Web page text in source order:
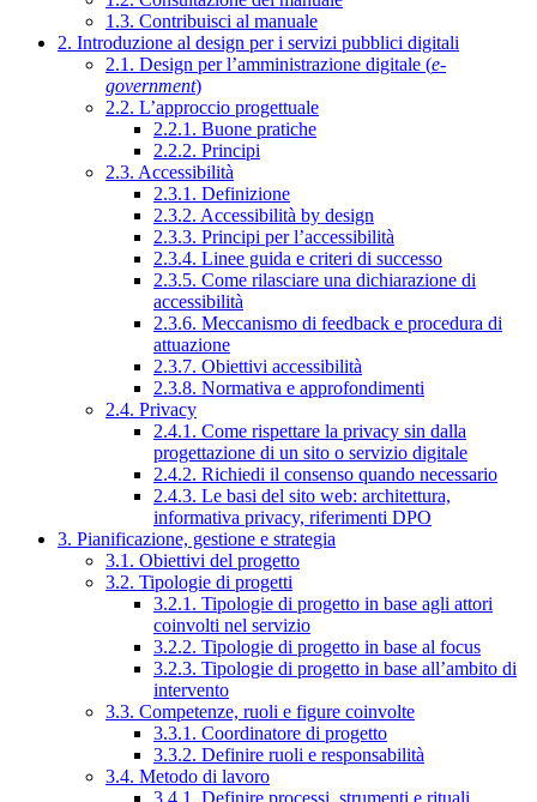
1.3. Contribuisci al manuale
2. Introduzione al design per i servizi pubblici digitali
2.1. Design per l’amministrazione digitale (e-
government)
2.2. L’approccio progettuale
2.2.1. Buone pratiche
2.2.2. Principi
2.3. Accessibilità
2.3.1. Definizione
2.3.2. Accessibilità by design
2.3.3. Principi per l’accessibilità
2.3.4. Linee guida e criteri di successo
2.3.5. Come rilasciare una dichiarazione di
accessibilità
2.3.6. Meccanismo di feedback e procedura di
attuazione
2.3.7. Obiettivi accessibilità
2.3.8. Normativa e approfondimenti
2.4. Privacy
2.4.1. Come rispettare la privacy sin dalla
progettazione di un sito o servizio digitale
2.4.2. Richiedi il consenso quando necessario
2.4.3. Le basi del sito web: architettura,
informativa privacy, riferimenti DPO
3. Pianificazione, gestione e strategia
3.1. Obiettivi del progetto
3.2. Tipologie di progetti
3.2.1. Tipologie di progetto in base agli attori
coinvolti nel servizio
3.2.2. Tipologie di progetto in base al focus
3.2.3. Tipologie di progetto in base all’ambito di
intervento
3.3. Competenze, ruoli e figure coinvolte
3.3.1. Coordinatore di progetto
3.3.2. Definire ruoli e responsabilità
3.4. Metodo di lavoro
3.4.1. Definire processi, strumenti e rituali